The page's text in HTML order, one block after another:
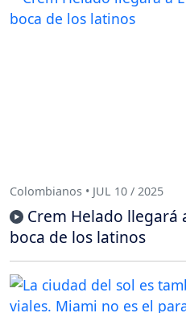
Colombianos • JUL 10 / 2025
Crem Helado llegará
boca de los latinos